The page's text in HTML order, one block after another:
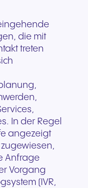
die mit
treten
In der Regel
angezeigt
zugewiesen,
Anfrage
Vorgang
(IVR,